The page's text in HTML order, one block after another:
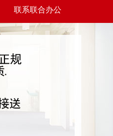
联系联合办公